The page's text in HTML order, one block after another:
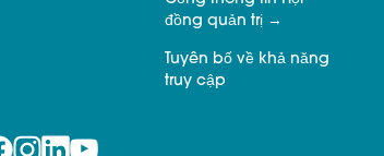
đồng quản trị
Tuyên bố về khả năng
truy cập